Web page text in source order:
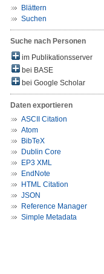
Blättern
Suchen
Suche nach Personen
im Publikationsserver
bei BASE
bei Google Scholar
Daten exportieren
ASCII Citation
Atom
BibTeX
Dublin Core
EP3 XML
EndNote
HTML Citation
JSON
Reference Manager
Simple Metadata